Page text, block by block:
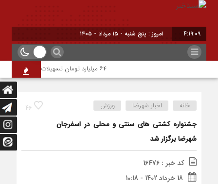
4:19:09 امروز : پنج شنبه - ۱۵ مرداد - ۱۴۰۵
46 خانه اخبار شهرضا ورزش
جشنواره کشتی های سنتی و محلی در اسفرجان
شهرضا برگزار شد
کد خبر : 16476
18 خرداد 1402 - 10:18